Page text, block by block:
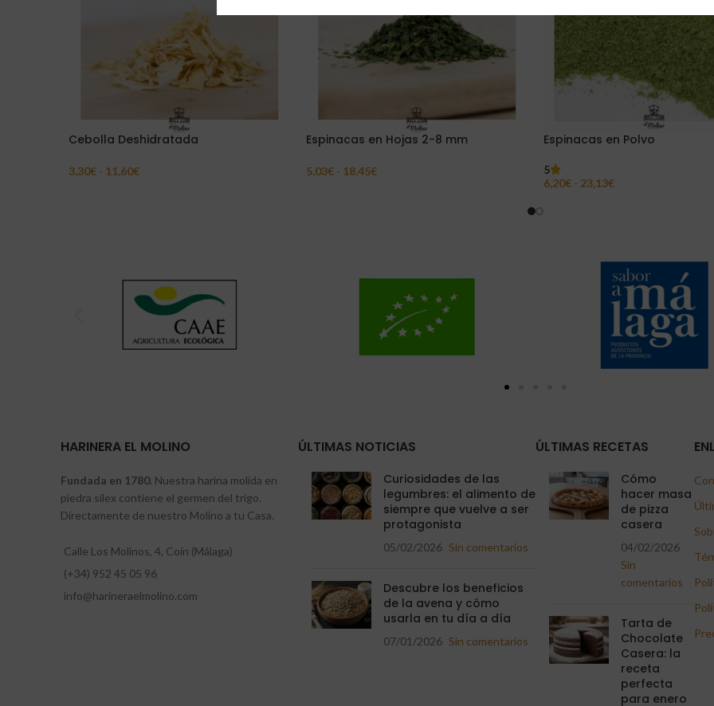
Cebolla Deshidratada
3,30€ - 11,60€
Espinacas en Hojas 2-8 mm
5,03€ - 18,45€
Espinacas en Polvo
5
6,20€ - 23,13€
HARINERA EL MOLINO
Fundada en 1780. Nuestra harina molida en
piedra sílex contiene el germen del trigo.
Directamente de nuestro Molino a tu Casa.
Calle Los Molinos, 4, Coín (Málaga)
(+34) 952 45 05 96
info@harineraelmolino.com
ÚLTIMAS NOTICIAS
Curiosidades de las
legumbres: el alimento de
siempre que vuelve a ser
protagonista
05/02/2026 Sin comentarios
Descubre los beneficios
de la avena y cómo
usarla en tu día a día
07/01/2026 Sin comentarios
ÚLTIMAS RECETAS
Cómo
hacer masa
de pizza
casera
04/02/2026
Sin
comentarios
Tarta de
Chocolate
Casera: la
receta
perfecta
para enero